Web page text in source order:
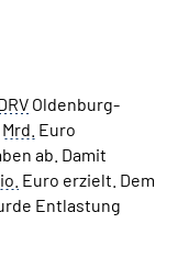
Oldenburg-
Mrd. Euro
ab. Damit
Euro erzielt. Dem
Entlastung